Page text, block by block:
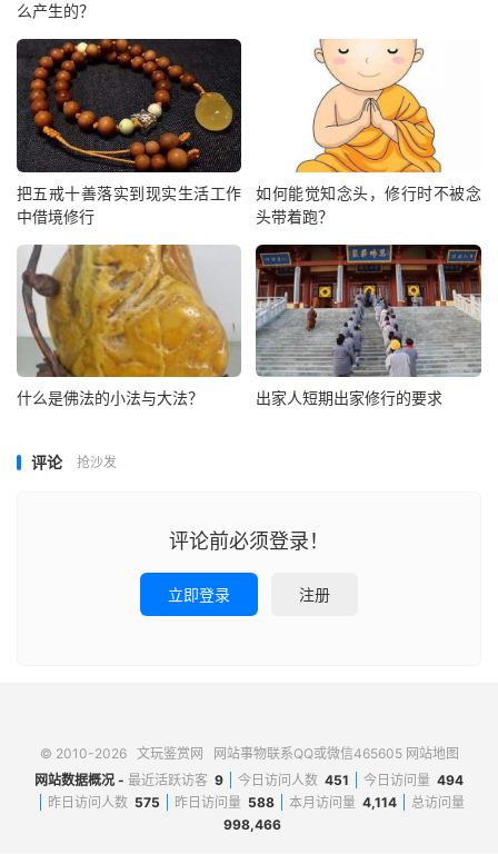
么产生的？
把五戒十善落实到现实生活工作
中借境修行
如何能觉知念头，修行时不被念
头带着跑？
什么是佛法的小法与大法？ 出家人短期出家修行的要求
评论 抢沙发
评论前必须登录！
立即登录 注册
© 2010-2026 文玩鉴赏网 网站事物联系QQ或微信465605 网站地图
网站数据概况 - 最近活跃访客 9 今日访问人数 451 今日访问量 494
昨日访问人数 575 昨日访问量 588 本月访问量 4,114
总访问量
998,466